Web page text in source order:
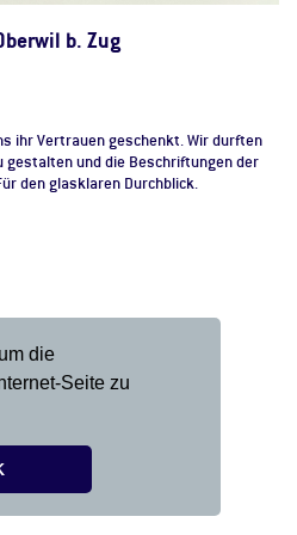
die
Seite zu
b. Zug
ihr Vertrauen geschenkt. Wir durften
gestalten und die Beschriftungen der
den glasklaren Durchblick.